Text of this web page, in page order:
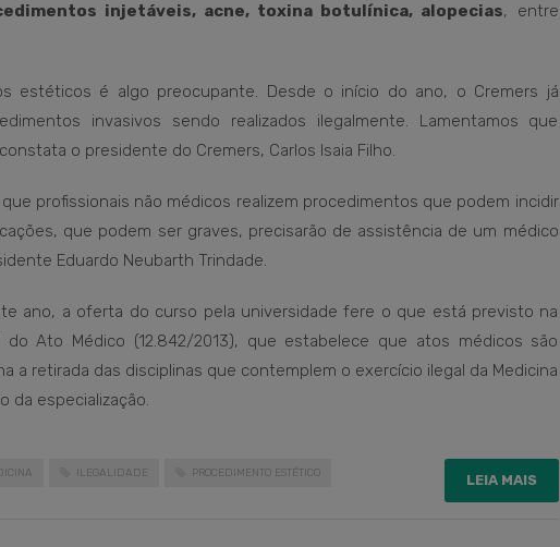
injetáveis, acne, toxina botulínica, alopecias, entre
estéticos é algo preocupante. Desde o início do ano, o Cremers já
invasivos sendo realizados ilegalmente. Lamentamos que
o presidente do Cremers, Carlos Isaia Filho.
profissionais não médicos realizem procedimentos que podem incidir
que podem ser graves, precisarão de assistência de um médico
Eduardo Neubarth Trindade.
ano, a oferta do curso pela universidade fere o que está previsto na
Ato Médico (12.842/2013), que estabelece que atos médicos são
a retirada das disciplinas que contemplem o exercício ilegal da Medicina
da especialização.
ILEGALIDADE PROCEDIMENTO ESTÉTICO LEIA MAIS